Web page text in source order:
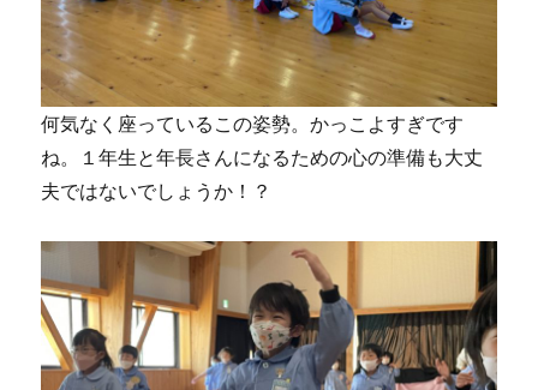
何気なく座っているこの姿勢。かっこよすぎです
ね。１年生と年長さんになるための心の準備も大丈
夫ではないでしょうか！？